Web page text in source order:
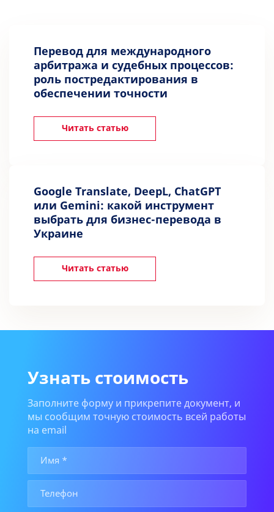
Перевод для международного
арбитража и судебных процессов:
роль постредактирования в
обеспечении точности
Читать статью
Google Translate, DeepL, ChatGPT
или Gemini: какой инструмент
выбрать для бизнес-перевода в
Украине
Читать статью
Узнать стоимость
Заполните форму и прикрепите документ, и
мы сообщим точную стоимость всей работы
на email